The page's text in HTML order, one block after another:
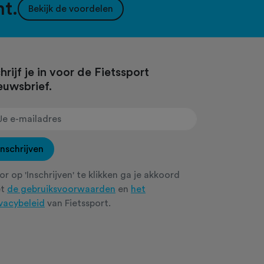
Bekijk de voordelen
je in voor de Fietssport
Inschrijven
op 'Inschrijven' te klikken ga je akkoord
de gebruiksvoorwaarden en het
van Fietssport.